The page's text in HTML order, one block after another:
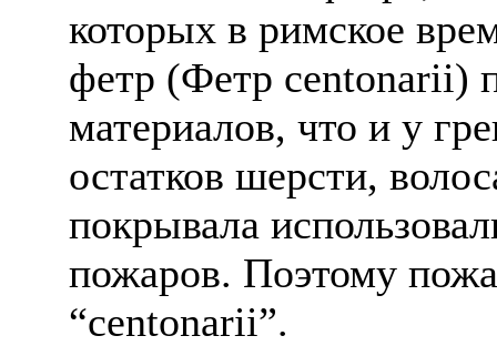
которых в римское
фетр (Фетр centonarii)
материалов, что и у
остатков шерсти,
покрывала
пожаров. Поэтому
“centonarii”.